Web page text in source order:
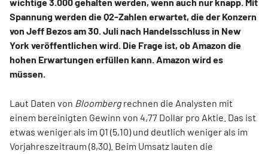
Spannung werden die Q2-Zahlen erwartet, die der Konzern
von Jeff Bezos am 30. Juli nach Handelsschluss in New
York veröffentlichen wird. Die Frage ist, ob Amazon die
hohen Erwartungen erfüllen kann. Amazon wird es
müssen.
Laut Daten von Bloombergrechnen die Analysten mit
einem bereinigten Gewinn von 4,77 Dollar pro Aktie. Das ist
etwas weniger als im Q1 (5,10) und deutlich weniger als im
Vorjahreszeitraum (8,30). Beim Umsatz lauten die